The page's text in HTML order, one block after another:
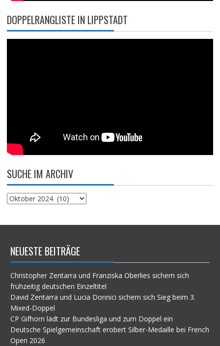
DOPPELRANGLISTE IN LIPPSTADT
SUCHE IM ARCHIV
Suche
NEUESTE BEITRÄGE
Christopher Zentarra und Franziska Oberlies sichern sich
frühzeitig deutschen Einzeltitel
David Zentarra und Lucia Donnici sichern sich Sieg beim 3.
Mixed-Doppel
CP Gifhorn lädt zur Bundesliga und zum Doppel ein
Deutsche Spielgemeinschaft erobert Silber-Medaille bei French
Open 2026